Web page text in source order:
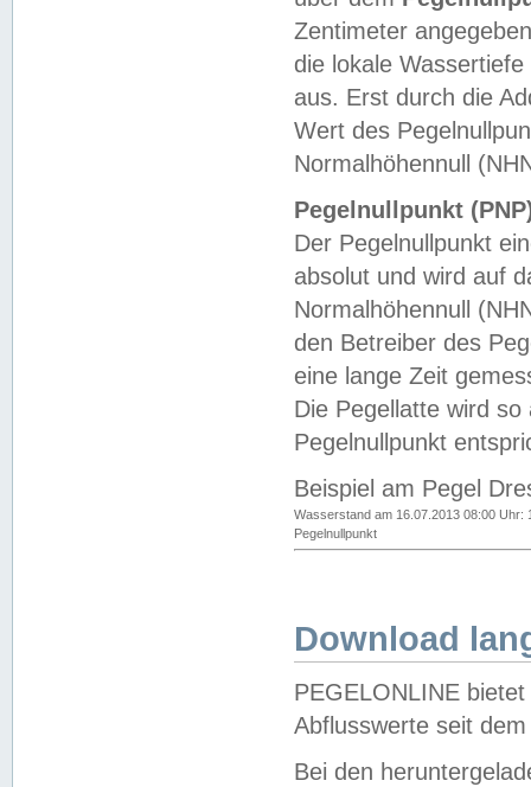
Zentimeter
die lokale
aus. Erst durch die
Wert des
Normalhöhennull
Pegelnullpunkt
Der Pegelnullpunkt
absolut und wird auf
Normalhöhennull
den Betreiber des
eine lange Zeit
Die Pegellatte wird
Pegelnullpunkt
Beispiel am Pegel
Wasserstand am 16.07.2013 08:00 Uhr:
Pegelnullpunkt
Download
PEGELONLINE
Abflusswerte seit
Bei den